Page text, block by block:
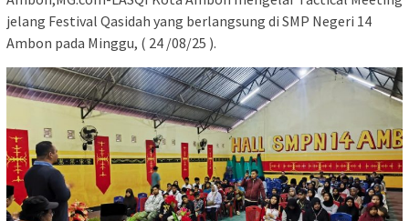
jelang Festival Qasidah yang berlangsung di SMP Negeri 14
Ambon pada Minggu, ( 24 /08/25 ).